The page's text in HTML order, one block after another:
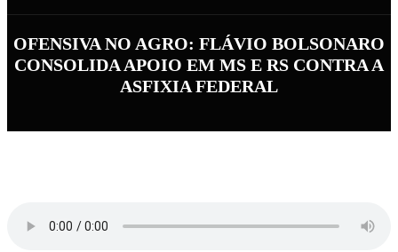
OFENSIVA NO AGRO: FLÁVIO BOLSONARO
CONSOLIDA APOIO EM MS E RS CONTRA A
ASFIXIA FEDERAL